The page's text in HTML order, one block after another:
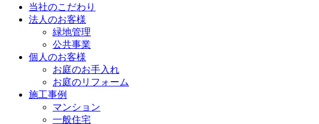
当社のこだわり
法人のお客様
緑地管理
公共事業
個人のお客様
お庭のお手入れ
お庭のリフォーム
施工事例
マンション
一般住宅